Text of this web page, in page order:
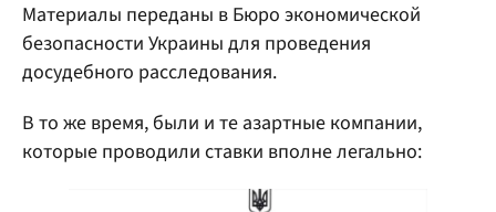
Материалы переданы в Бюро экономической
безопасности Украины для проведения
досудебного расследования.
В то же время, были и те азартные компании,
которые проводили ставки вполне легально: